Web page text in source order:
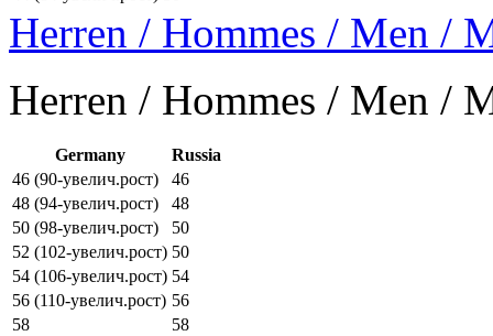
Herren / Hommes / Men /
Herren / Hommes / Men /
Germany
Russia
46 (90-увелич.рост)
46
48 (94-увелич.рост)
48
50 (98-увелич.рост)
50
52 (102-увелич.рост) 50
54 (106-увелич.рост) 54
56 (110-увелич.рост) 56
58
58